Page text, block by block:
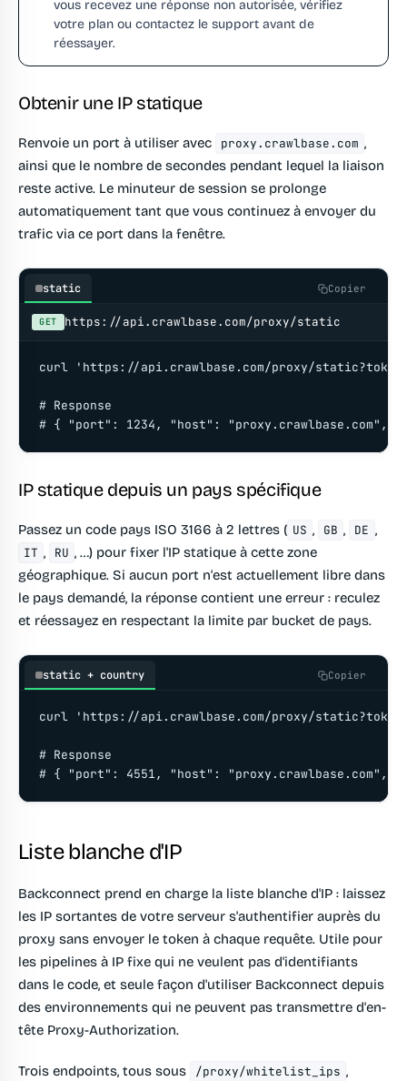
vous recevez une réponse non autorisée, vérifiez
votre plan ou contactez le support avant de
réessayer.
Obtenir une IP statique
Renvoie un port à utiliser avec proxy.crawlbase.com ,
ainsi que le nombre de secondes pendant lequel la liaison
reste active. Le minuteur de session se prolonge
automatiquement tant que vous continuez à envoyer du
trafic via ce port dans la fenêtre.
static Copier
GET https://api.crawlbase.com/proxy/static
curl 'https://api.crawlbase.com/proxy/
# Response
# { "port": 1234, "host": "proxy.crawlbase.com",
IP statique depuis un pays spécifique
Passez un code pays ISO 3166 à 2 lettres ( US , GB , DE ,
IT , RU , …) pour fixer l'IP statique à cette zone
géographique. Si aucun port n'est actuellement libre dans
le pays demandé, la réponse contient une erreur : reculez
et réessayez en respectant la limite par bucket de pays.
static + country Copier
curl 'https://api.crawlbase.com/proxy/
# Response
# { "port": 4551, "host": "proxy.crawlbase.com",
Liste blanche d'IP
Backconnect prend en charge la liste blanche d'IP : laissez
les IP sortantes de votre serveur s'authentifier auprès du
proxy sans envoyer le token à chaque requête. Utile pour
les pipelines à IP fixe qui ne veulent pas d'identifiants
dans le code, et seule façon d'utiliser Backconnect depuis
des environnements qui ne peuvent pas transmettre d'en-
tête Proxy-Authorization.
Trois endpoints, tous sous /proxy/whitelist_ips ,